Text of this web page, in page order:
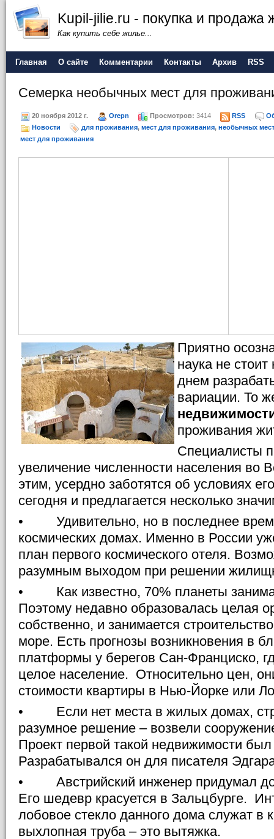
Kupil-jilie.ru - покупка и продажа
Как купить себе жилье...
Главная О сайте Комментарии Контакты Архив RSS
Семерка необычных мест для
20 ноября 2012 г. Orepn Просмотров: 3414 RSS
Новости
для проживания, мест для проживания, необычных
мест для проживания
Приятно
наука не
днем
вариации. То
проживания
Специалисты
увеличение численности населения во
этим, усердно заботятся об условиях
сегодня и предлагается несколько
• Удивительно, но в последнее
космических домах. Именно в России
план первого космического отеля.
разумным выходом при решении
• Как известно, 70% планеты
Поэтому недавно образовалась целая
собственно, и занимается
море. Есть прогнозы возникновения в
платформы у берегов Сан-Франциско,
целое население. Относительно цен,
стоимости квартиры в Нью-Йорке или
• Если нет места в жилых домах,
разумное решение – возвели
Проект первой такой недвижимости
Разрабатывался он для писателя
• Австрийский инженер придумал
Его шедевр красуется в Зальцбурге.
лобовое стекло данного дома служат в
выхлопная труба – это вытяжка.